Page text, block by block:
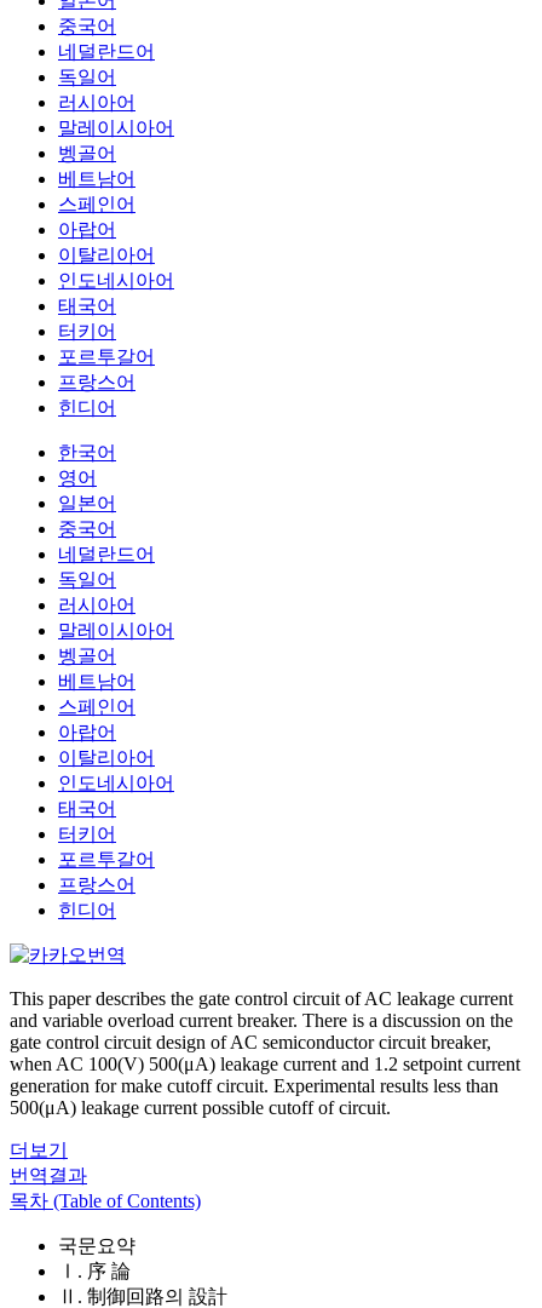
중국어
네덜란드어
독일어
러시아어
말레이시아어
벵골어
베트남어
스페인어
아랍어
이탈리아어
인도네시아어
태국어
터키어
포르투갈어
프랑스어
힌디어
한국어
영어
일본어
중국어
네덜란드어
독일어
러시아어
말레이시아어
벵골어
베트남어
스페인어
아랍어
이탈리아어
인도네시아어
태국어
터키어
포르투갈어
프랑스어
힌디어
This paper describes the gate control circuit of AC leakage current
and variable overload current breaker. There is a discussion on the
gate control circuit design of AC semiconductor circuit breaker,
when AC 100(V) 500(μA) leakage current and 1.2 setpoint current
generation for make cutoff circuit. Experimental results less than
500(μA) leakage current possible cutoff of circuit.
더보기
번역결과
목차 (Table of Contents)
국문요약
Ⅰ. 序 論
Ⅱ. 制御回路의 設計